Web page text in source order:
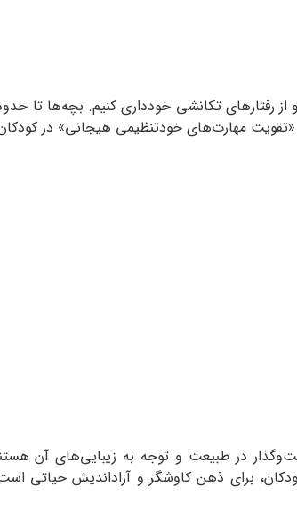
رفتارهای تکانشی خودداری کنیم. بچه‌ها تا
مهارت‌های خودتنظیمی هیجانی» در
در طبیعت و توجه به زیبایی‌های آن
برای ذهن کاوشگر و آزاداندیش حیاتی